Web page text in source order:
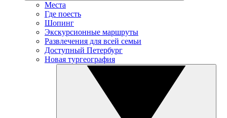
Места
Где поесть
Шопинг
Экскурсионные маршруты
Развлечения для всей семьи
Доступный Петербург
Новая тургеография